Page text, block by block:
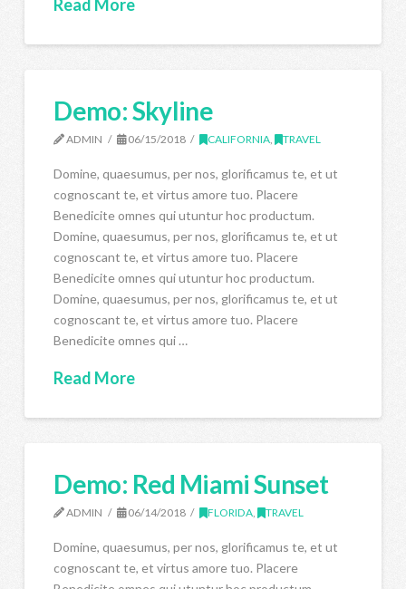
Read More
Demo: Skyline
ADMIN 06/15/2018 CALIFORNIA , TRAVEL
Domine, quaesumus, per nos, glorificamus te, et ut
cognoscant te, et virtus amore tuo. Placere
Benedicite omnes qui utuntur hoc productum.
Domine, quaesumus, per nos, glorificamus te, et ut
cognoscant te, et virtus amore tuo. Placere
Benedicite omnes qui utuntur hoc productum.
Domine, quaesumus, per nos, glorificamus te, et ut
cognoscant te, et virtus amore tuo. Placere
Benedicite omnes qui …
Read More
Demo: Red Miami Sunset
ADMIN 06/14/2018 FLORIDA , TRAVEL
Domine, quaesumus, per nos, glorificamus te, et ut
cognoscant te, et virtus amore tuo. Placere